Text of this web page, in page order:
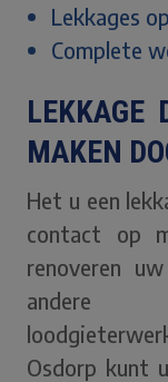
Lekkages
Complete
LEKKAGE
MAKEN
Het u een
contact op
renoveren
Osdorp kunt